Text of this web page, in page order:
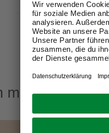
machen wir